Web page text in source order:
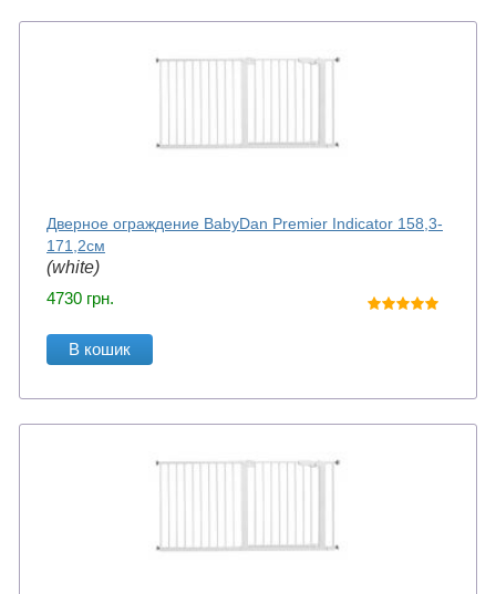
Дверное ограждение BabyDan Premier Indicator 158,3-
171,2см
(white)
4730 грн.
В кошик